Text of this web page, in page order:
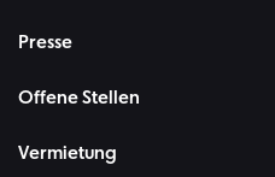
Presse
Offene Stellen
Vermietung